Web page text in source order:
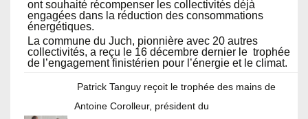
ont souhaité récompenser les collectivités déjà
engagées dans la réduction des consommations
énergétiques.
La commune du Juch, pionnière avec 20 autres
collectivités, a reçu le 16 décembre dernier le trophée
de l’engagement finistérien pour l’énergie et le climat.
Patrick Tanguy reçoit le trophée des mains de
Antoine Corolleur, président du